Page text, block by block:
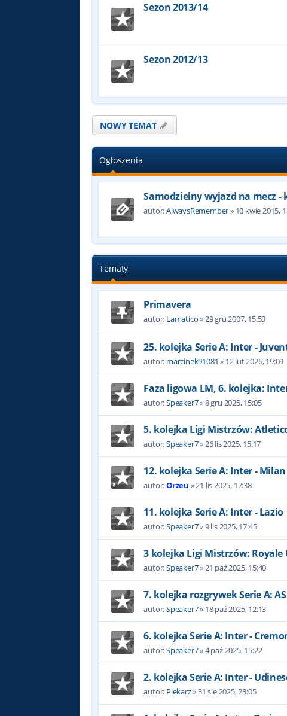
Sezon 2013/14
Sezon 2012/13
NOWY TEMAT
Ogłoszenia
Samodzielny wyjazd na mecz
autor:AlwaysRemember» 10 kwie 2015,
Tematy
Primavera
autor: Lamatico»29 gru 2007, 15:53
25. kolejka Serie A: Inter -
autor: marcinek91081 » 12 lut 2026, 19:09
Faza ligowa LM, 6. kolejka:
autor:Speaker7»8 gru 2025, 15:05
5. kolejka Ligi Mistrzów:
autor:Speaker7»26 lis 2025, 15:17
12. kolejka Serie A: Inter - Milan
autor:Orzeu »21 lis 2025, 17:38
11. kolejka Serie A: Inter - Lazio
autor:Speaker7»9 lis 2025, 17:45
3 kolejka Ligi Mistrzów: Royale
autor:Speaker7»21 paź 2025, 15:40
7. kolejka rozgrywek Serie A:
autor:Speaker7» 18 paź 2025, 12:13
6. kolejka Serie A: Inter -
autor:Speaker7»4 paź 2025, 15:22
2. kolejka Serie A: Inter -
autor: Piekarz»31 sie 2025, 23:05